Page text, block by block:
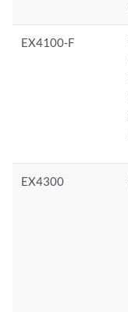
EX4100-F
EX4300